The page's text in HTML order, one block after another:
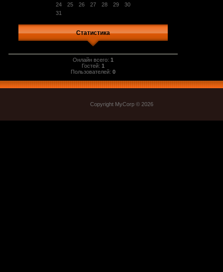
24
25 26 27 28 29
30
31
Статистика
Онлайн всего: 1
Гостей: 1
Пользователей: 0
Copyright MyCorp © 2026